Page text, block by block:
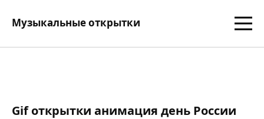
Музыкальные открытки
Gif открытки анимация день России